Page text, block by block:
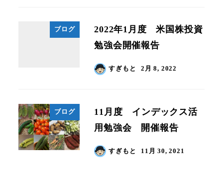
ブログ
2022年1月度 米国株投資
勉強会開催報告
すぎもと 2月 8, 2022
ブログ
11月度 インデックス活
用勉強会 開催報告
すぎもと 11月 30, 2021